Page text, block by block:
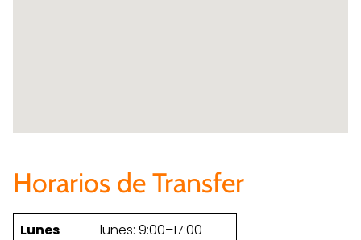
Horarios de Transfer
Lunes
lunes: 9:00–17:00